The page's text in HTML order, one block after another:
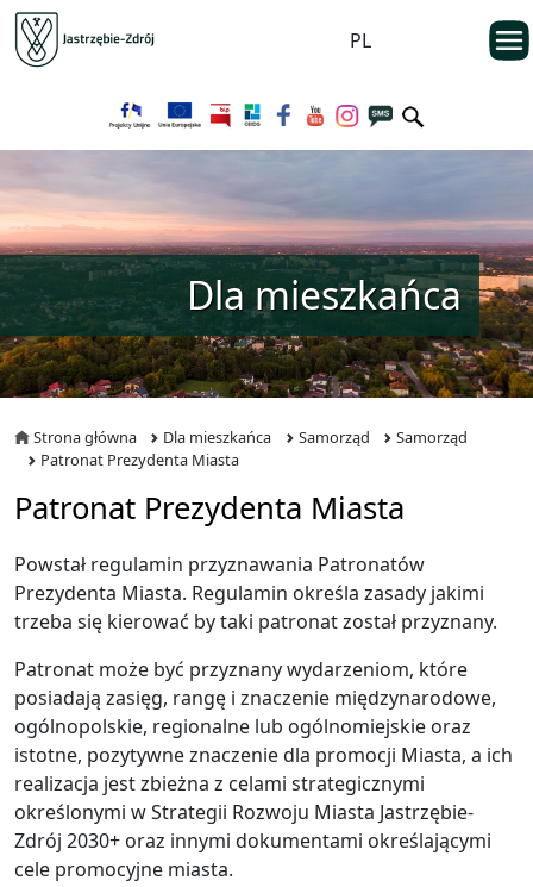
Przejdź do menu głównego
Przejdź do treści
PL
Dla mieszkańca
Strona główna Dla mieszkańca Samorząd
Samorząd
Patronat Prezydenta Miasta
Patronat Prezydenta Miasta
Powstał regulamin przyznawania Patronatów
Prezydenta Miasta. Regulamin określa zasady jakimi
trzeba się kierować by taki patronat został przyznany.
Patronat może być przyznany wydarzeniom, które
posiadają zasięg, rangę i znaczenie międzynarodowe,
ogólnopolskie, regionalne lub ogólnomiejskie oraz
istotne, pozytywne znaczenie dla promocji Miasta, a ich
realizacja jest zbieżna z celami strategicznymi
określonymi w Strategii Rozwoju Miasta Jastrzębie-
Zdrój 2030+ oraz innymi dokumentami określającymi
cele promocyjne miasta.